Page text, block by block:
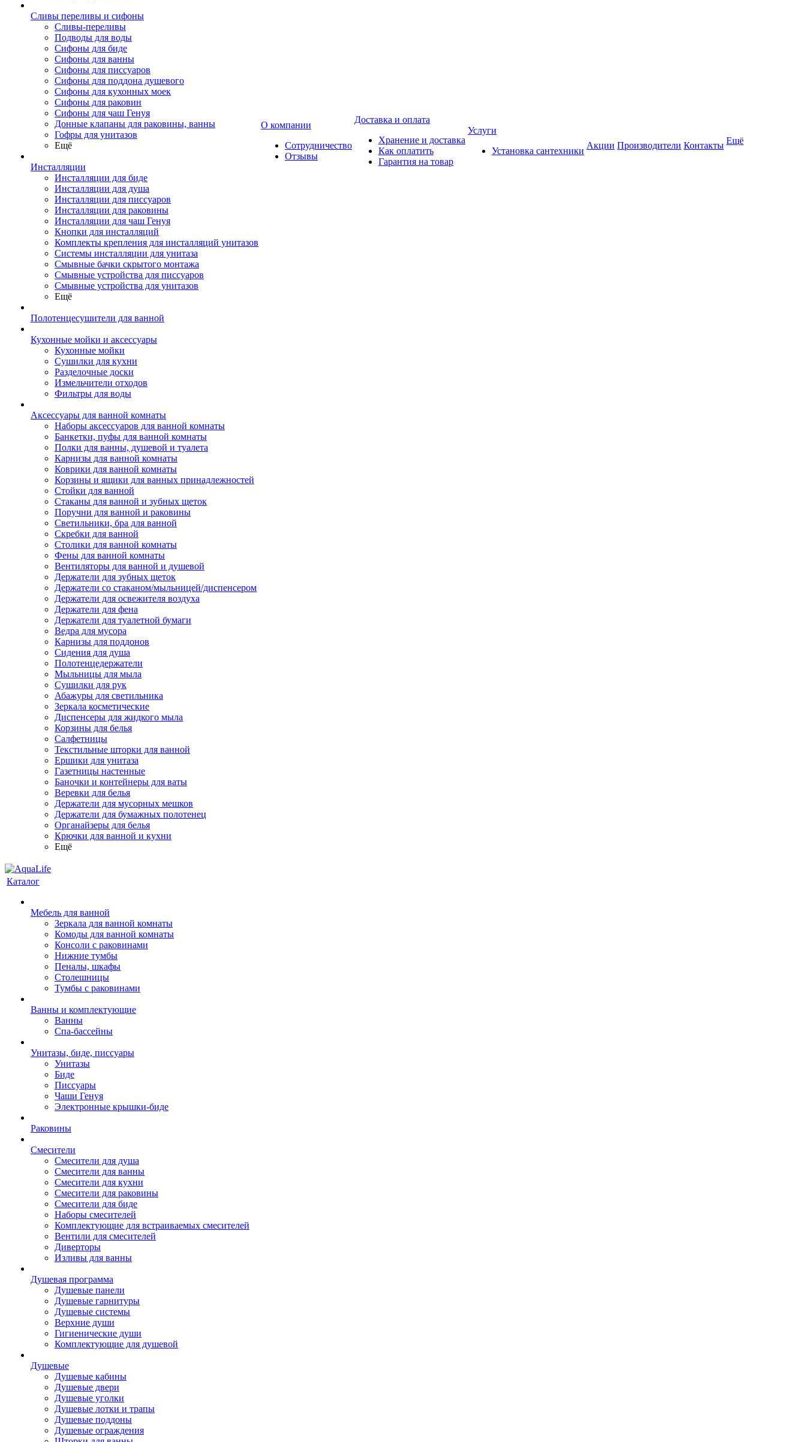
Сливы переливы и сифоны
Сливы-переливы
Подводы для воды
Сифоны для биде
Сифоны для ванны
Сифоны для писсуаров
Сифоны для поддона душевого
Сифоны для кухонных моек
Сифоны для раковин
Сифоны для чаш Генуя
Донные клапаны для раковины, ванны
Гофры для унитазов
Ещё
Инсталляции
Инсталляции для биде
Инсталляции для душа
Инсталляции для писсуаров
Инсталляции для раковины
Инсталляции для чаш Генуя
Кнопки для инсталляций
Комплекты крепления для инсталляций унитазов
Системы инсталляции для унитаза
Смывные бачки скрытого монтажа
Смывные устройства для писсуаров
Смывные устройства для унитазов
Ещё
Полотенцесушители для ванной
Кухонные мойки и аксессуары
Кухонные мойки
Сушилки для кухни
Разделочные доски
Измельчители отходов
Фильтры для воды
Аксессуары для ванной комнаты
Наборы аксессуаров для ванной комнаты
Банкетки, пуфы для ванной комнаты
Полки для ванны, душевой и туалета
Карнизы для ванной комнаты
Коврики для ванной комнаты
Корзины и ящики для ванных принадлежностей
Стойки для ванной
Стаканы для ванной и зубных щеток
Поручни для ванной и раковины
Светильники, бра для ванной
Скребки для ванной
Столики для ванной комнаты
Фены для ванной комнаты
Вентиляторы для ванной и душевой
Держатели для зубных щеток
Держатели со стаканом/мыльницей/диспенсером
Держатели для освежителя воздуха
Держатели для фена
Держатели для туалетной бумаги
Ведра для мусора
Карнизы для поддонов
Сидения для душа
Полотенцедержатели
Мыльницы для мыла
Сушилки для рук
Абажуры для светильника
Зеркала косметические
Диспенсеры для жидкого мыла
Корзины для белья
Салфетницы
Текстильные шторки для ванной
Ершики для унитаза
Газетницы настенные
Баночки и контейнеры для ваты
Веревки для белья
Держатели для мусорных мешков
Держатели для бумажных полотенец
Органайзеры для белья
Крючки для ванной и кухни
Ещё
О компании
Сотрудничество
Отзывы
Доставка и оплата
Хранение и доставка
Как оплатить
Гарантия на товар
Услуги
Установка сантехники
Акции Производители Контакты Ещё
Каталог
Мебель для ванной
Зеркала для ванной комнаты
Комоды для ванной комнаты
Консоли с раковинами
Нижние тумбы
Пеналы, шкафы
Столешницы
Тумбы с раковинами
Ванны и комплектующие
Ванны
Спа-бассейны
Унитазы, биде, писсуары
Унитазы
Биде
Писсуары
Чаши Генуя
Электронные крышки-биде
Раковины
Смесители
Смесители для душа
Смесители для ванны
Смесители для кухни
Смесители для раковины
Смесители для биде
Наборы смесителей
Комплектующие для встраиваемых смесителей
Вентили для смесителей
Диверторы
Изливы для ванны
Душевая программа
Душевые панели
Душевые гарнитуры
Душевые системы
Верхние души
Гигиенические души
Комплектующие для душевой
Душевые
Душевые кабины
Душевые двери
Душевые уголки
Душевые лотки и трапы
Душевые поддоны
Душевые ограждения